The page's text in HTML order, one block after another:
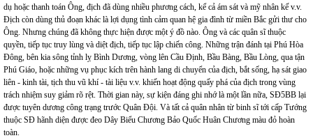
dụ hoặc thanh toán Ông, địch đã dùng nhiều phương cách, kể cả ám sát và mỹ nhân kế v.v.
Địch còn dùng thủ đoạn khác là lợi dụng tình cảm quan hệ gia đình từ miền Bắc gửi thư cho
Ông. Nhưng chúng đã không thực hiện được một ý đồ nào. Ông và các quân sĩ thuộc
quyền, tiếp tục truy lùng và diệt địch, tiếp tục lập chiến công. Những trận đánh tại Phú Hòa
Đông, bên kia sông tỉnh lỵ Bình Dương, vòng lên Cầu Định, Bầu Bàng, Bầu Lòng, qua tận
Phú Giáo, hoặc những vụ phục kích trên hành lang di chuyển của địch, bắt sống, hạ sát giao
liên - kinh tài, tịch thu vũ khí - tài liệu v.v. khiến hoạt động quấy phá của địch trong vùng
trách nhiệm suy giảm rõ rệt. Thời gian này, sự kiện đáng ghi nhớ là một lần nữa, SĐ5BB lại
được tuyên dương công trạng trước Quân Đội. Và tất cả quân nhân từ binh sĩ tới cấp Tướng
thuộc SĐ hãnh diện được đeo Dây Biểu Chương Bảo Quốc Huân Chương màu đỏ hoàn
toàn.